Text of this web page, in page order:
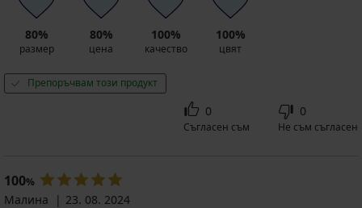
80%
размер
80%
цена
100%
качество
100%
цвят
Препоръчвам този продукт
0
Съгласен съм
0
Не съм съгласен
100%
Малина
23. 08. 2024